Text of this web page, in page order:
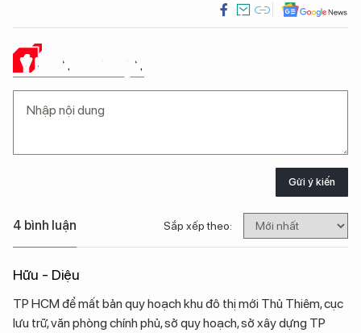
Ý KIẾN CỦA BẠN
Gửi ý kiến
4 bình luận Sắp xếp theo:
Hữu - Diệu
TP HCM để mất bản quy hoạch khu đô thị mới Thủ Thiêm, cục
lưu trữ, văn phòng chính phủ, sở quy hoạch, sở xây dựng TP